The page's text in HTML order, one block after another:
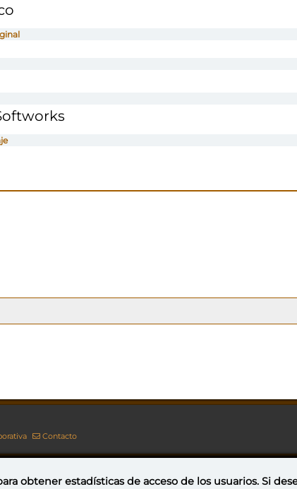
Contacto
obtener estadísticas de acceso de los usuarios. Si